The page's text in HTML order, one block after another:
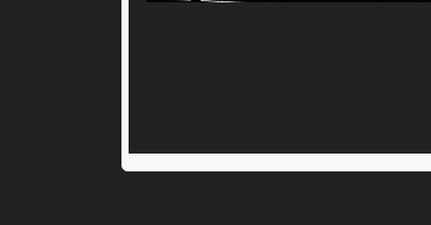
monocrystalline